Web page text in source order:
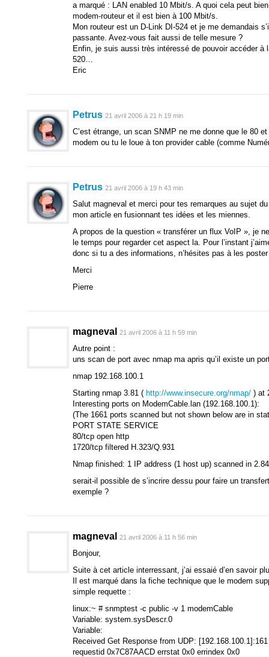
a marqué : LAN enabled 10 Mbit/s. A quoi cela peut
modem-routeur et il est bien à 100 Mbit/s.
Mon routeur est un D-Link DI-524 et je me demandais
passante. Avez-vous fait aussi de telle mesure ?
Enfin, je suis aussi très intéressé de pouvoir accéder à
520…
Eric
Petrus 21 avril 2006 à 21 h 19 min
C’est étrange, un scan SNMP ne me donne que le 80
modem ou tu le loue à ton provider cable (comme
Petrus 21 avril 2006 à 19 h 43 min
Salut magneval et merci pour tes remarques au sujet
mon article en fusionnant tes idées et les miennes.
A propos de la question « transférer un flux VoIP », je
le temps pour regarder cet aspect la. Pour l’instant
donc si tu a des informations, n’hésites pas à les
Merci
Pierre
magneval 21 avril 2006 à 11 h 59 min
Autre point :
uns scan de port avec nmap ma apris qu’il existe un
nmap 192.168.100.1
Starting nmap 3.81 ( http://www.insecure.org/nmap/ ) at
Interesting ports on ModemCable.lan (192.168.100.1):
(The 1661 ports scanned but not shown below are in
PORT STATE SERVICE
80/tcp open http
1720/tcp filtered H.323/Q.931
Nmap finished: 1 IP address (1 host up) scanned in
serait-il possible de s’incrire dessu pour faire un
exemple ?
magneval 21 avril 2006 à 11 h 56 min
Bonjour,
Suite à cet article interressant, j’ai essaié d’en savoir
Il est marqué dans la fiche technique que le modem
simple requette :
linux:~ # snmptest -c public -v 1 modemCable
Variable: system.sysDescr.0
Variable:
Received Get Response from UDP: [192.168.100.1]:161
requestid 0x7C87AACD errstat 0x0 errindex 0x0